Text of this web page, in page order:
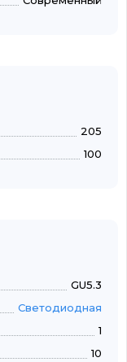
205
100
GU5.3
Светодиодная
1
10